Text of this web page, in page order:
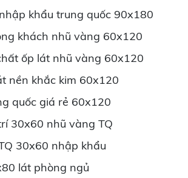
khẩu trung quốc 90x180
khách nhũ vàng 60x120
ốp lát nhũ vàng 60x120
nền khắc kim 60x120
quốc giá rẻ 60x120
30x60 nhũ vàng TQ
30x60 nhập khẩu
lát phòng ngủ